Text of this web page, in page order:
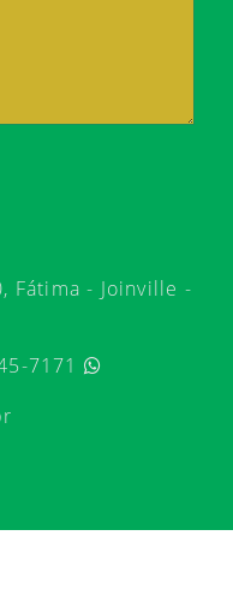
Fátima - Joinville -
7171